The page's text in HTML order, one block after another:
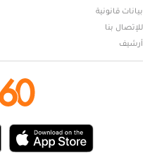
بيانات قانونية
للإتصال بنا
أرشيف